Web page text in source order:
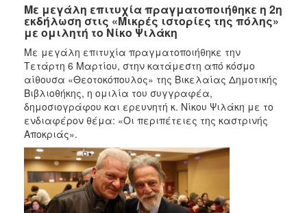
2022
2021
2020
2019
2018
2017
2016
2015
2013
2012
Με μεγάλη επιτυχία πραγματοποιήθηκε η 2η
εκδήλωση στις «Μικρές ιστορίες της πόλης»
με ομιλητή το Νίκο Ψιλάκη
Mε μεγάλη επιτυχία πραγματοποιήθηκε την
Τετάρτη 6 Μαρτίου, στην κατάμεστη από κόσμο
αίθουσα «Θεοτοκόπουλος» της Βικελαίας Δημοτικής
Βιβλιοθήκης, η ομιλία του συγγραφέα,
δημοσιογράφου και ερευνητή κ. Νίκου Ψιλάκη με το
ενδιαφέρον θέμα: «Οι περιπέτειες της καστρινής
Αποκριάς».